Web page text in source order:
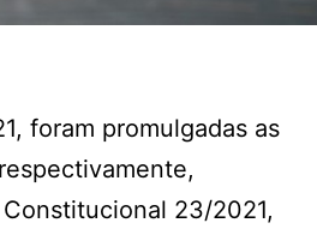
foram promulgadas as
23/2021,